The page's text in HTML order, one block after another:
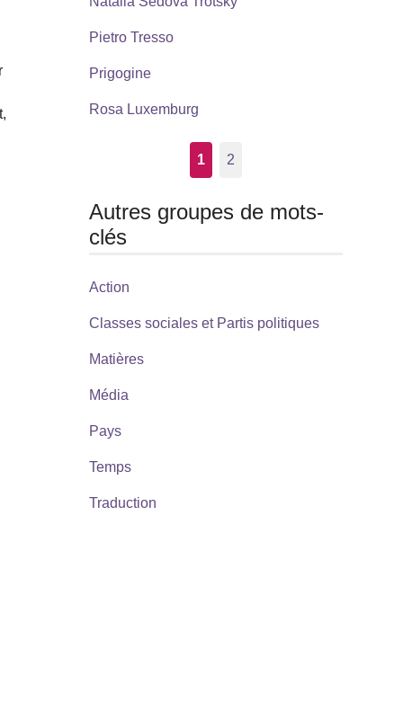
Pietro Tresso
Prigogine
Rosa Luxemburg
1 2
Autres groupes de mots-
clés
Action
Classes sociales et Partis politiques
Matières
Média
Pays
Temps
Traduction